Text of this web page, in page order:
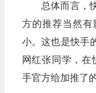
总体而言，
方的推荐当然
小。这也是快手
网红张同学，在
手官方给加推了